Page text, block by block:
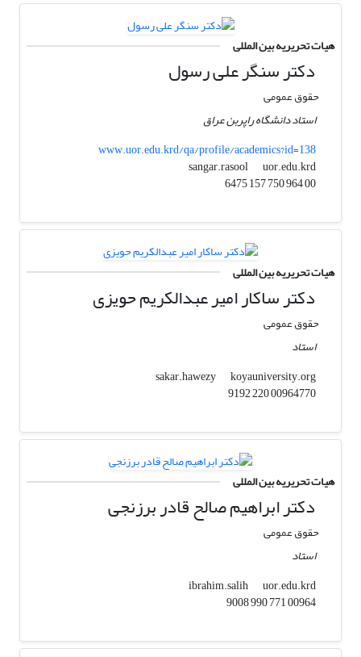
هیات تحریریه بین المللی
دکتر سنگر علی رسول
حقوق عمومی
استاد دانشگاه راپربن عراق
www.uor.edu.krd/qa/profile/academics?id=138
sangar.rasool
uor.edu.krd
00 964 750 157 6475
هیات تحریریه بین المللی
دکتر ساکار امیر عبدالکریم حویزی
حقوق عمومی
استاد
sakar.hawezy
koyauniversity.org
00964770 220 9192
هیات تحریریه بین المللی
دکتر ابراهیم صالح قادر برزنجی
حقوق عمومی
استاد
ibrahim.salih
uor.edu.krd
00964 771 990 9008